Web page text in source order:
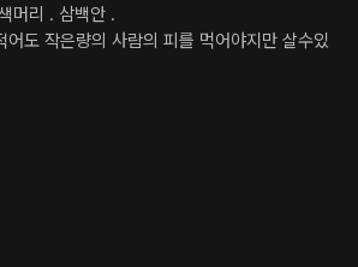
머리 . 삼백안 .
도 작은량의 사람의 피를 먹어야지만 살수있